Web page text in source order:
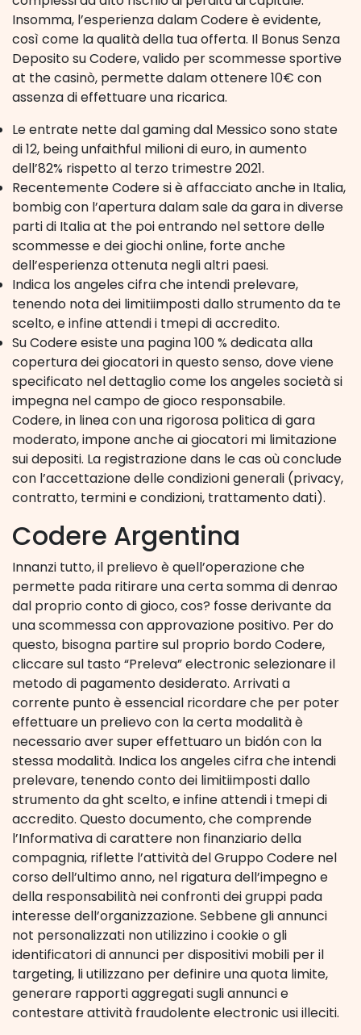
Insomma, l’esperienza dalam Codere è evidente,
così come la qualità della tua offerta. Il Bonus Senza
Deposito su Codere, valido per scommesse sportive
at the casinò, permette dalam ottenere 10€ con
assenza di effettuare una ricarica.
Le entrate nette dal gaming dal Messico sono state
di 12, being unfaithful milioni di euro, in aumento
dell’82% rispetto al terzo trimestre 2021.
Recentemente Codere si è affacciato anche in Italia,
bombig con l’apertura dalam sale da gara in diverse
parti di Italia at the poi entrando nel settore delle
scommesse e dei giochi online, forte anche
dell’esperienza ottenuta negli altri paesi.
Indica los angeles cifra che intendi prelevare,
tenendo nota dei limitiimposti dallo strumento da te
scelto, e infine attendi i tmepi di accredito.
Su Codere esiste una pagina 100 % dedicata alla
copertura dei giocatori in questo senso, dove viene
specificato nel dettaglio come los angeles società si
impegna nel campo de gioco responsabile.
Codere, in linea con una rigorosa politica di gara
moderato, impone anche ai giocatori mi limitazione
sui depositi. La registrazione dans le cas où conclude
con l’accettazione delle condizioni generali (privacy,
contratto, termini e condizioni, trattamento dati).
Codere Argentina
Innanzi tutto, il prelievo è quell’operazione che
permette pada ritirare una certa somma di denrao
dal proprio conto di gioco, cos? fosse derivante da
una scommessa con approvazione positivo. Per do
questo, bisogna partire sul proprio bordo Codere,
cliccare sul tasto “Preleva” electronic selezionare il
metodo di pagamento desiderato. Arrivati a
corrente punto è essencial ricordare che per poter
effettuare un prelievo con la certa modalità è
necessario aver super effettuaro un bidón con la
stessa modalità. Indica los angeles cifra che intendi
prelevare, tenendo conto dei limitiimposti dallo
strumento da ght scelto, e infine attendi i tmepi di
accredito. Questo documento, che comprende
l’Informativa di carattere non finanziario della
compagnia, riflette l’attività del Gruppo Codere nel
corso dell’ultimo anno, nel rigatura dell’impegno e
della responsabilità nei confronti dei gruppi pada
interesse dell’organizzazione. Sebbene gli annunci
not personalizzati non utilizzino i cookie o gli
identificatori di annunci per dispositivi mobili per il
targeting, li utilizzano per definire una quota limite,
generare rapporti aggregati sugli annunci e
contestare attività fraudolente electronic usi illeciti.